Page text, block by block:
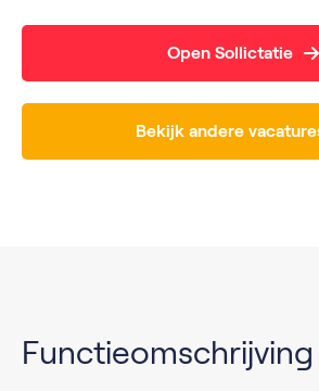
Open Sollictatie
Bekijk andere
Functieomschrijving